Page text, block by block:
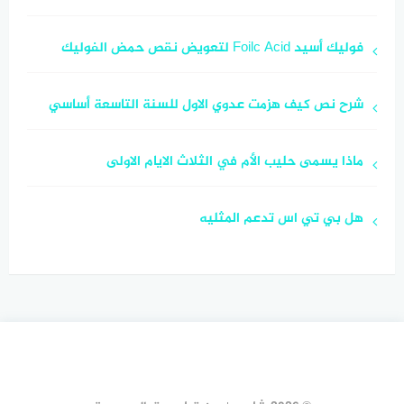
فوليك أسيد Foilc Acid لتعويض نقص حمض الفوليك
شرح نص كيف هزمت عدوي الاول للسنة التاسعة أساسي
ماذا يسمى حليب الأم في الثلاث الايام الاولى
هل بي تي اس تدعم المثليه